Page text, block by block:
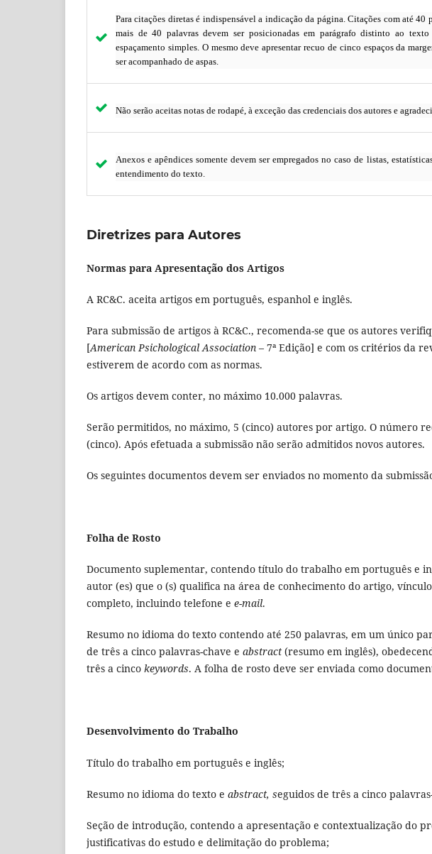
Para citações diretas é indispensável a indicação da página.Citações com até 40
mais de 40 palavras devem ser posicionadas em parágrafo distinto ao
espaçamento simples. O mesmo deve apresentar recuo de cinco espaços da
ser acompanhado de aspas.
Não serão aceitas notas de rodapé, à exceção das credenciais dos autores e
Anexos e apêndices somente devem ser empregados no caso de listas,
entendimento do texto.
Diretrizes para Autores
Normas para Apresentação dos Artigos
A RC&C. aceita artigos em português, espanhol e inglês.
Para submissão de artigos à RC&C., recomenda-se que os autores
[American Psichological Association – 7ª Edição] e com os critérios da
estiverem de acordo com as normas.
Os artigos devem conter, no máximo 10.000 palavras.
Serão permitidos, no máximo, 5 (cinco) autores por artigo. O número
(cinco). Após efetuada a submissão não serão admitidos novos autores.
Os seguintes documentos devem ser enviados no momento da
Folha de Rosto
Documento suplementar, contendo título do trabalho em português e
autor (es) que o (s) qualifica na área de conhecimento do artigo,
completo, incluindo telefone e e-mail.
Resumo no idioma do texto contendo até 250 palavras, em um único
de três a cinco palavras-chave e abstract (resumo em inglês),
três a cinco keywords. A folha de rosto deve ser enviada como
Desenvolvimento do Trabalho
Título do trabalho em português e inglês;
Resumo no idioma do texto e abstract, seguidos de três a cinco
Seção de introdução, contendo a apresentação e contextualização do
justificativas do estudo e delimitação do problema;